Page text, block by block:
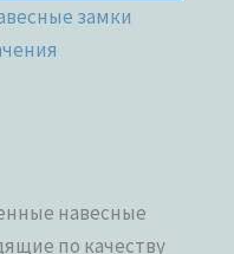
замки
навесные
по качеству